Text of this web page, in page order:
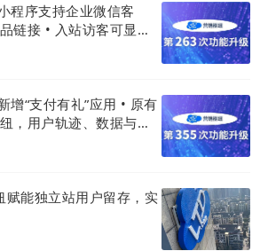
程序支持企业微信客
链接 • 入站访客可显示
“支付有礼”应用 • 原有
，用户轨迹、数据与线
赋能独立站用户留存，实